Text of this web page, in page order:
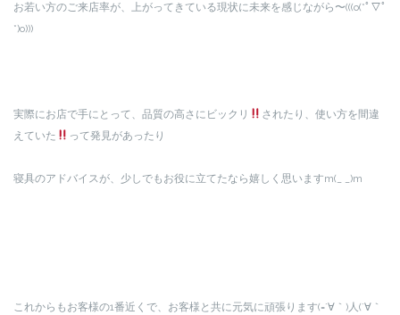
お若い方のご来店率が、上がってきている現状に未来を感じながら〜(((o(*ﾟ▽ﾟ
*)o)))
実際にお店で手にとって、品質の高さにビックリ
されたり、使い方を間違
えていた
って発見があったり
寝具のアドバイスが、少しでもお役に立てたなら嬉しく思いますm(_ _)m
これからもお客様の1番近くで、お客様と共に元気に頑張ります(=´∀｀)人(´∀｀